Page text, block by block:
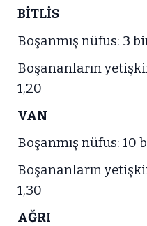
BİTLİS
Boşanmış nüfus: 3
Boşananların
1,20
VAN
Boşanmış nüfus: 10
Boşananların
1,30
AĞRI